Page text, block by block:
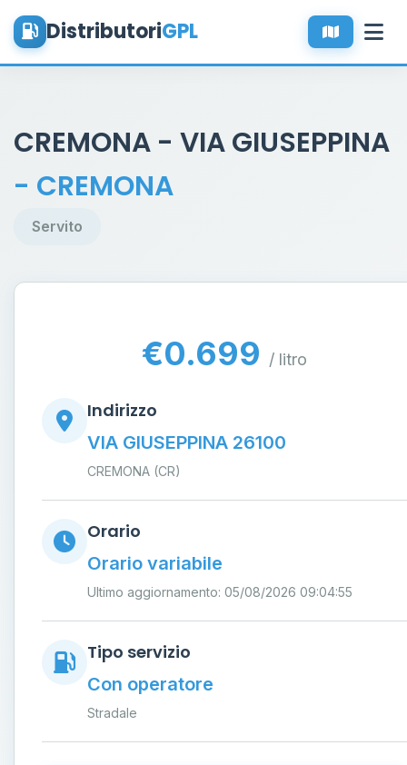
DistributoriGPL
CREMONA - VIA GIUSEPPINA
- CREMONA
Servito
€0.699 / litro
Indirizzo
VIA GIUSEPPINA 26100
CREMONA (CR)
Orario
Orario variabile
Ultimo aggiornamento: 05/08/2026 09:04:55
Tipo servizio
Con operatore
Stradale